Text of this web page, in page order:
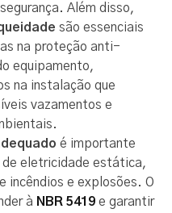
Além disso,
são essenciais
na proteção anti-
equipamento,
na instalação que
vazamentos e
é importante
de eletricidade estática,
incêndios e explosões. O
à NBR 5419 e garantir